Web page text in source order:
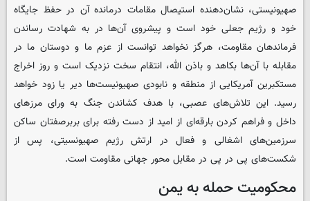
صهیونیستی، نشان‌دهنده استیصال مقامات درمانده آن در حفظ جایگاه
خود و رژیم جعلی خود است و پیشروی آن‌ها در به شهادت رساندن
فرماندهان مقاومت، هرگز نخواهد توانست از عزم ما و دوستان ما در
مقابله با آن‌ها بکاهد و باذن الله، انتقام سخت نزدیک است و روز اخراج
مستکبرین آمریکایی از منطقه و نابودی صهیونیست‌ها دیر یا زود خواهد
رسید. این تلاش‌های عصبی، با هدف کشاندن جنگ به ورای مرزهای
داخل و فراهم کردن بارقه‌ای از امید از دست رفته برای بربرصفتان ساکن
سرزمین‌های اشغالی و فعال در ارتش رژیم صهیونسیتی، پس از
شکست‌های پی در پی در مقابل محور جهانی مقاومت است.
محکومیت حمله به یمن